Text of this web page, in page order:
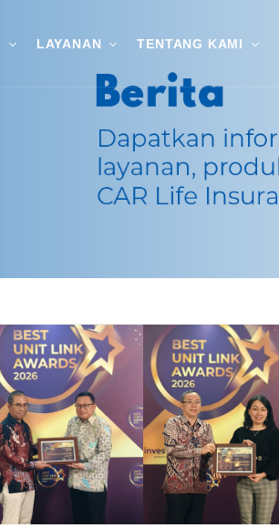
LAYANAN TENTANG KAMI